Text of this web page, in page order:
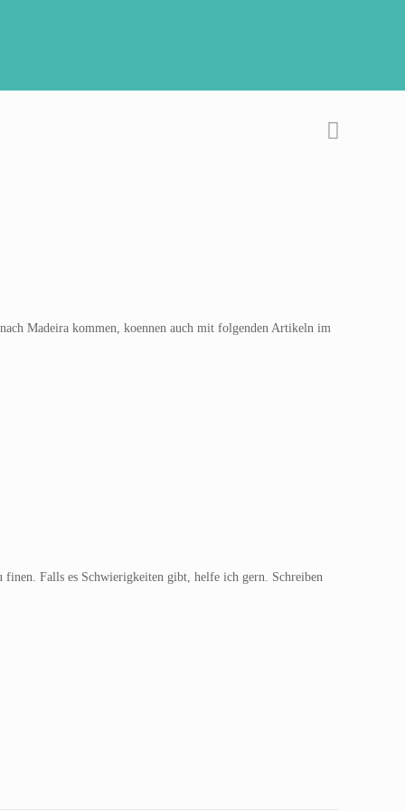
Madeira kommen, koennen auch mit folgenden Artikeln im
finen. Falls es Schwierigkeiten gibt, helfe ich gern. Schreiben